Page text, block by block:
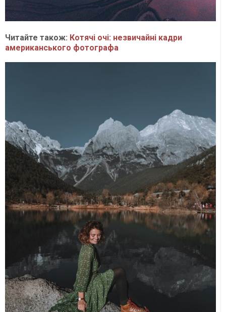
Читайте також: Котячі очі: незвичайні кадри
американського фотографа